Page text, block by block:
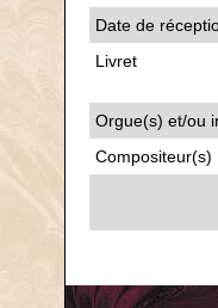
Date de
Livret
Orgue(s) et/ou
Compositeur(s)